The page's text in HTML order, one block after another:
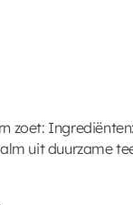
zoet:
uit duurzame